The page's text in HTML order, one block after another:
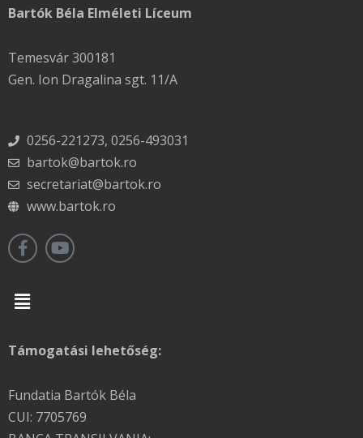
Bartók Béla Elméleti Líceum
Temesvár 300181
Gen. Ion Dragalina sgt. 11/A
0256-221273, 0256-493031
bartok@bartok.ro
secretariat@bartok.ro
www.bartok.ro
Menu
Támogatási lehetőség:
Fundatia Bartók Béla
CUI: 7705769